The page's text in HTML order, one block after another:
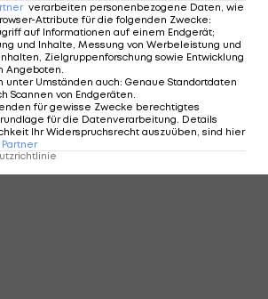
verarbeiten personenbezogene Daten, wie
Attribute für die folgenden Zwecke:
auf Informationen auf einem Endgerät;
und Inhalte, Messung von Werbeleistung und
Zielgruppenforschung sowie Entwicklung
Angeboten.
unter Umständen auch: Genaue Standortdaten
Scannen von Endgeräten.
für gewisse Zwecke berechtigtes
für die Datenverarbeitung. Details
Ihr Widerspruchsrecht auszuüben, sind hier
Partner